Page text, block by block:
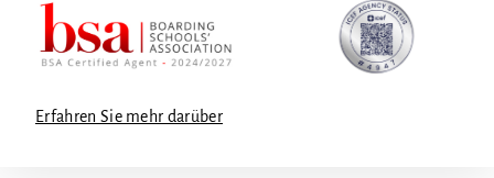
Erfahren Sie mehr darüber